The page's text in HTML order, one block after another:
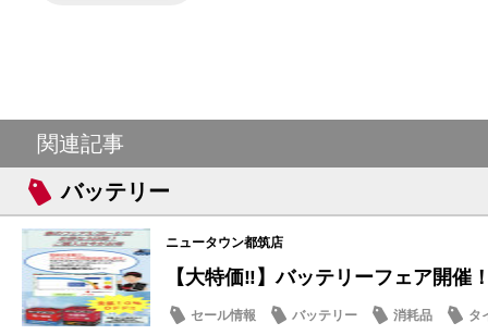
関連記事
バッテリー
ニュータウン都筑店
【大特価‼️】バッテリーフェア開催
セール情報 バッテリー 消耗品 タ